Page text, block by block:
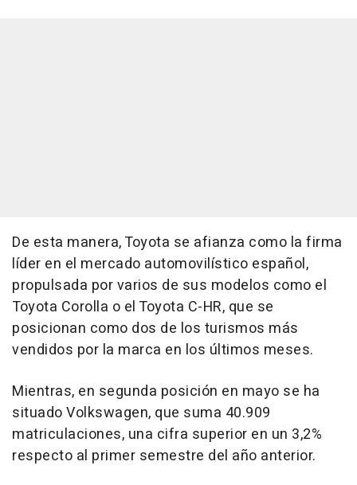
De esta manera, Toyota se afianza como la firma
líder en el mercado automovilístico español,
propulsada por varios de sus modelos como el
Toyota Corolla o el Toyota C-HR, que se
posicionan como dos de los turismos más
vendidos por la marca en los últimos meses.
Mientras, en segunda posición en mayo se ha
situado Volkswagen, que suma 40.909
matriculaciones, una cifra superior en un 3,2%
respecto al primer semestre del año anterior.